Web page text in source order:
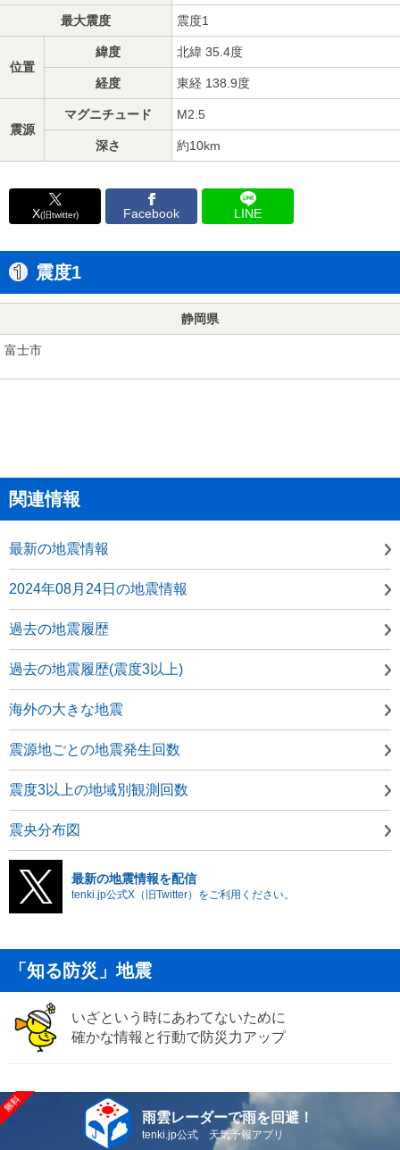
最大震度 震度1
位置
緯度 北緯 35.4度
経度 東経 138.9度
震源
マグニチュード M2.5
深さ 約10km
X(旧twitter) Facebook LINE
震度1
静岡県
富士市
関連情報
最新の地震情報
2024年08月24日の地震情報
過去の地震履歴
過去の地震履歴(震度3以上)
海外の大きな地震
震源地ごとの地震発生回数
震度3以上の地域別観測回数
震央分布図
最新の地震情報を配信
tenki.jp公式X（旧Twitter）をご利用ください。
「知る防災」地震
いざという時にあわてないために
確かな情報と行動で防災力アップ
雨雲レーダーで雨を回避！
tenki.jp公式 天気予報アプリ